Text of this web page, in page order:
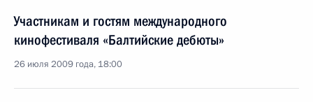
Участникам и гостям международного
кинофестиваля «Балтийские дебюты»
26 июля 2009 года, 18:00